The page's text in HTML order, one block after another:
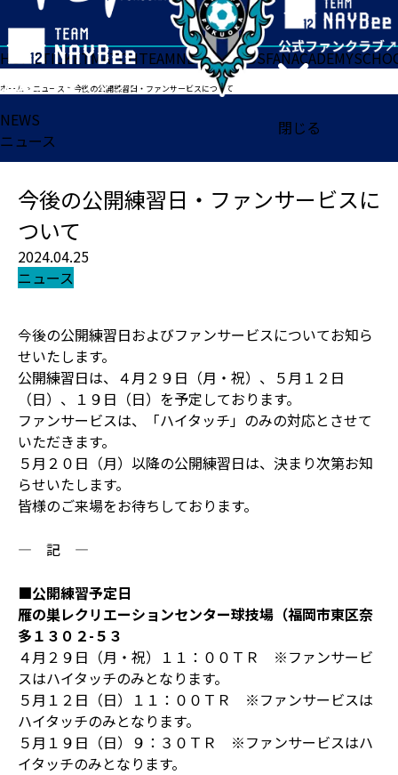
閉じる
HOMETICKETMATCHTEAMNEWSGOODSFANACADEMY
ホーム > ニュース > 今後の公開練習日・ファンサービスについて
NEWS
ニュース
今後の公開練習日・ファンサービスに
ついて
2024.04.25
ニュース
今後の公開練習日およびファンサービスについてお知ら
せいたします。
公開練習日は、４月２９日（月・祝）、５月１２日
（日）、１９日（日）を予定しております。
ファンサービスは、「ハイタッチ」のみの対応とさせて
いただきます。
５月２０日（月）以降の公開練習日は、決まり次第お知
らせいたします。
皆様のご来場をお待ちしております。
― 記 ―
■公開練習予定日
雁の巣レクリエーションセンター球技場（福岡市東区奈
多１３０２-５３
４月２９日（月・祝）１１：００ＴＲ ※ファンサービ
スはハイタッチのみとなります。
５月１２日（日）１１：００ＴＲ ※ファンサービスは
ハイタッチのみとなります。
５月１９日（日）９：３０ＴＲ ※ファンサービスはハ
イタッチのみとなります。